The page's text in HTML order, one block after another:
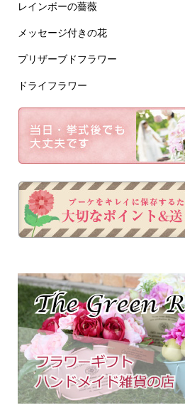
レインボーの薔薇
メッセージ付きの花
プリザーブドフラワー
ドライフラワー